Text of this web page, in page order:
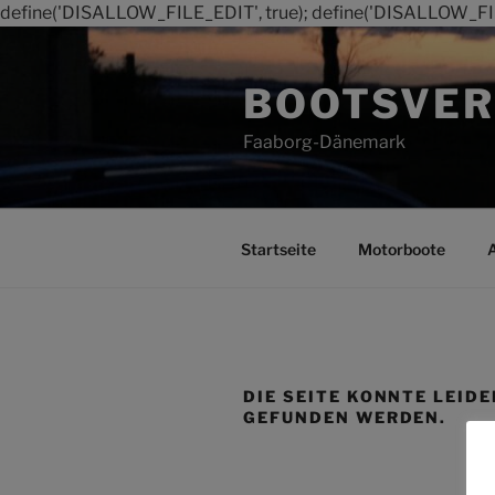
define('DISALLOW_FILE_EDIT', true);
Faaborg-Dänemark
Startseite Motorboote
DIE SEITE KONNTE
GEFUNDEN WERDEN.